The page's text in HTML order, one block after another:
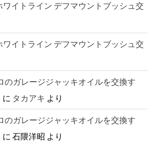
ワイトライン デフマウントブッシュ交
ワイトライン デフマウントブッシュ交
のガレージジャッキオイルを交換す
に タカアキ より
のガレージジャッキオイルを交換す
に 石隈洋昭 より